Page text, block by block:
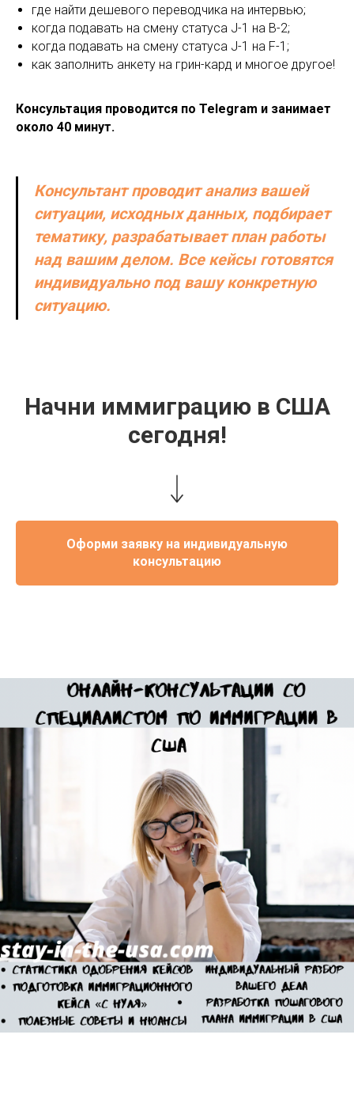
где найти дешевого переводчика на интервью;
когда подавать на смену статуса J-1 на B-2;
когда подавать на смену статуса J-1 на F-1;
как заполнить анкету на грин-кард и многое другое!
Консультация проводится по Telegram и занимает
около 40 минут.
Консультант проводит анализ вашей
ситуации, исходных данных, подбирает
тематику, разрабатывает план работы
над вашим делом. Все кейсы готовятся
индивидуально под вашу конкретную
ситуацию.
Начни иммиграцию в США
сегодня!
Оформи заявку на индивидуальную
консультацию